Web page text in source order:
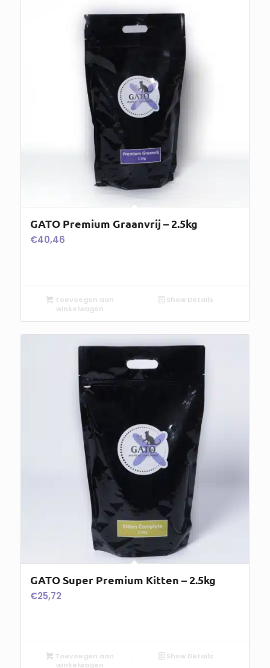
GATO Premium Graanvrij – 2.5kg
€40,46
Toevoegen aan
winkelwagen
Show Details
GATO Super Premium Kitten – 2.5kg
€25,72
Toevoegen aan
winkelwagen
Show Details